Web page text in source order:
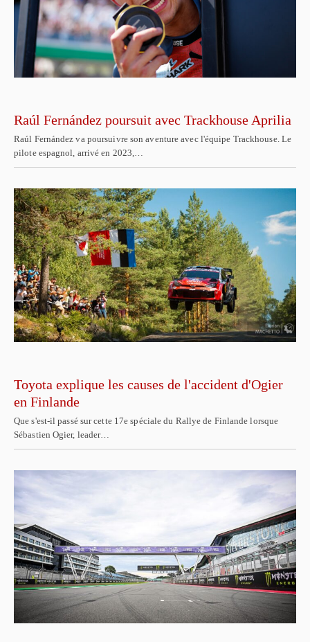
Raúl Fernández poursuit avec Trackhouse Aprilia
Raúl Fernández va poursuivre son aventure avec l'équipe Trackhouse. Le
pilote espagnol, arrivé en 2023,…
Toyota explique les causes de l'accident d'Ogier
en Finlande
Que s'est-il passé sur cette 17e spéciale du Rallye de Finlande lorsque
Sébastien Ogier, leader…